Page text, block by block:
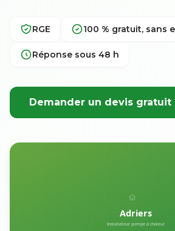
RGE 100 % gratuit, sans
Réponse sous 48 h
Demander un devis gratuit